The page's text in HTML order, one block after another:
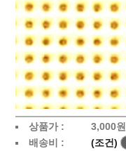
상품가 : 3,000원
배송비 : (조건)